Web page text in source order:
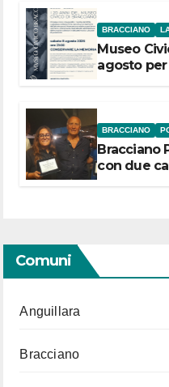
BRACCIANO
Museo
agosto
BRACCIANO
Bracciano
con due
Comuni
Anguillara
Bracciano